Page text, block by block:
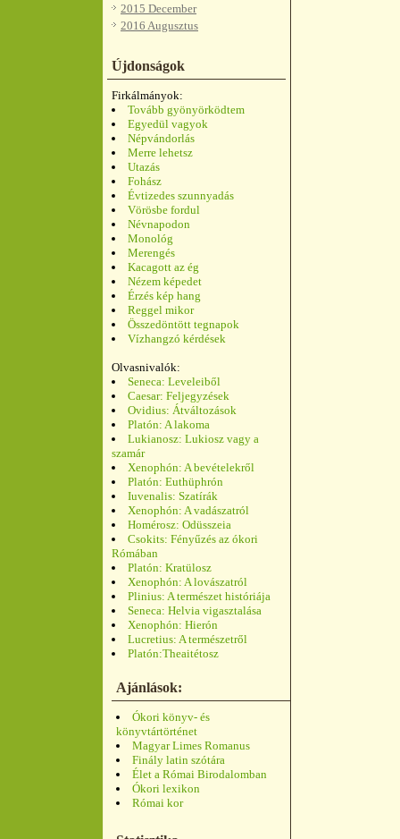
2015 December
2016 Augusztus
Újdonságok
Firkálmányok:
Tovább gyönyörködtem
Egyedül vagyok
Népvándorlás
Merre lehetsz
Utazás
Fohász
Évtizedes szunnyadás
Vörösbe fordul
Névnapodon
Monológ
Merengés
Kacagott az ég
Nézem képedet
Érzés kép hang
Reggel mikor
Összedöntött tegnapok
Vízhangzó kérdések
Olvasnivalók:
Seneca: Leveleiből
Caesar: Feljegyzések
Ovidius: Átváltozások
Platón: A lakoma
Lukianosz: Lukiosz vagy a
szamár
Xenophón: A bevételekről
Platón: Euthüphrón
Iuvenalis: Szatírák
Xenophón: A vadászatról
Homérosz: Odüsszeia
Csokits: Fényűzés az ókori
Rómában
Platón: Kratülosz
Xenophón: A lovászatról
Plinius: A természet históriája
Seneca: Helvia vigasztalása
Xenophón: Hierón
Lucretius: A természetről
Platón:Theaitétosz
Ajánlások:
Ókori könyv- és
könyvtártörténet
Magyar Limes Romanus
Finály latin szótára
Élet a Római Birodalomban
Ókori lexikon
Római kor